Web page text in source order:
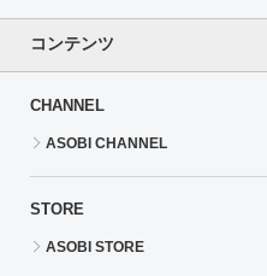
コンテンツ
CHANNEL
ASOBI CHANNEL
STORE
ASOBI STORE